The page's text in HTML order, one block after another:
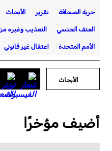
حرية الصحافة تقرير الأبحاث
العنف الجنسي التعذيب وغيره
الأمم المتحدة اعتقال غير قانوني
الأبحاث
أضيف مؤخرًا